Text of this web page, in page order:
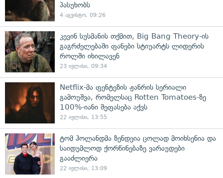
პასუხობს
4 აგვისტო, 09:26
კევინ სუსმანის თქმით, Big Bang Theory-ის
გაგრძელებაში ფანები სტიუარტს ლიდერის
როლში იხილავენ
23 ივლისი, 09:34
Netflix-მა ფენტეზის ჟანრის სერიალი
გამოუშვა, რომელსაც Rotten Tomatoes-ზე
100%-იანი შეფასება აქვს
22 ივლისი, 13:55
ტომ ჰოლანდმა ზენდეია ცოლად მოიხსენია და
საიდუმლოდ ქორწინებაზე ვარაუდები
გააძლიერა
22 ივლისი, 13:09